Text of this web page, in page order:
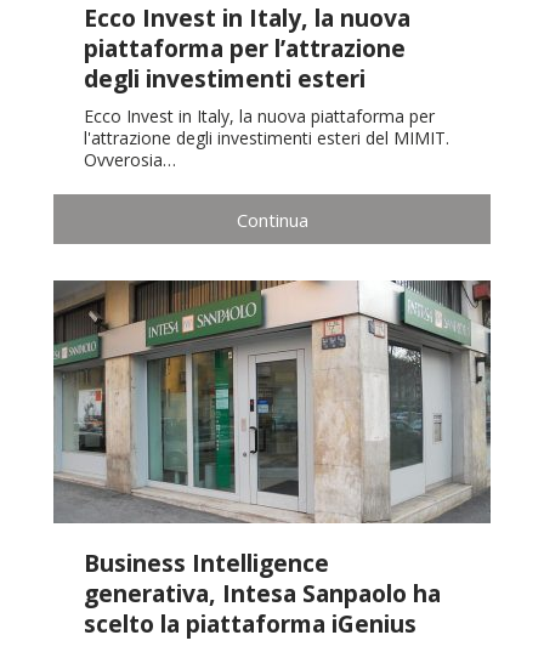
Ecco Invest in Italy, la nuova
piattaforma per l’attrazione
degli investimenti esteri
Ecco Invest in Italy, la nuova piattaforma per
l'attrazione degli investimenti esteri del MIMIT.
Ovverosia…
Continua
Business Intelligence
generativa, Intesa Sanpaolo ha
scelto la piattaforma iGenius